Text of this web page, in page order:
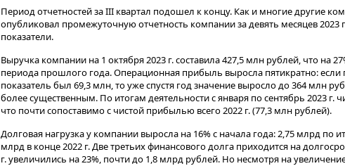
Период отчетностей за III квартал подошел к концу. Как и многие другие
опубликовал промежуточную отчетность компании за девять месяцев 2023
показатели.
Выручка компании на 1 октября 2023 г. составила 427,5 млн рублей, что на
периода прошлого года. Операционная прибыль выросла пятикратно: если
показатель был 69,3 млн, то уже спустя год значение выросло до 364 млн
более существенным. По итогам деятельности с января по сентябрь 2023 г.
что почти сопоставимо с чистой прибылью всего 2022 г. (77,3 млн рублей).
Долговая нагрузка у компании выросла на 16% с начала года: 2,75 млрд по
млрд в конце 2022 г. Две третьих финансового долга приходится на
г. увеличились на 23%, почти до 1,8 млрд рублей. Но несмотря на